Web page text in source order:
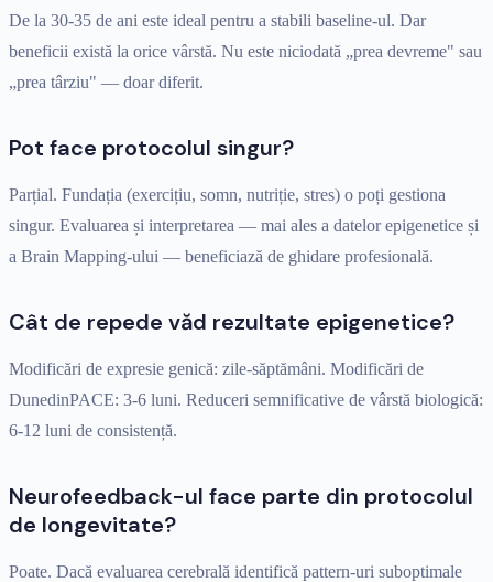
De la 30-35 de ani este ideal pentru a stabili baseline-ul. Dar
beneficii există la orice vârstă. Nu este niciodată „prea devreme" sau
„prea târziu" — doar diferit.
Pot face protocolul singur?
Parțial. Fundația (exercițiu, somn, nutriție, stres) o poți gestiona
singur. Evaluarea și interpretarea — mai ales a datelor epigenetice și
a Brain Mapping-ului — beneficiază de ghidare profesională.
Cât de repede văd rezultate epigenetice?
Modificări de expresie genică: zile-săptămâni. Modificări de
DunedinPACE: 3-6 luni. Reduceri semnificative de vârstă biologică:
6-12 luni de consistență.
Neurofeedback-ul face parte din protocolul
de longevitate?
Poate. Dacă evaluarea cerebrală identifică pattern-uri suboptimale